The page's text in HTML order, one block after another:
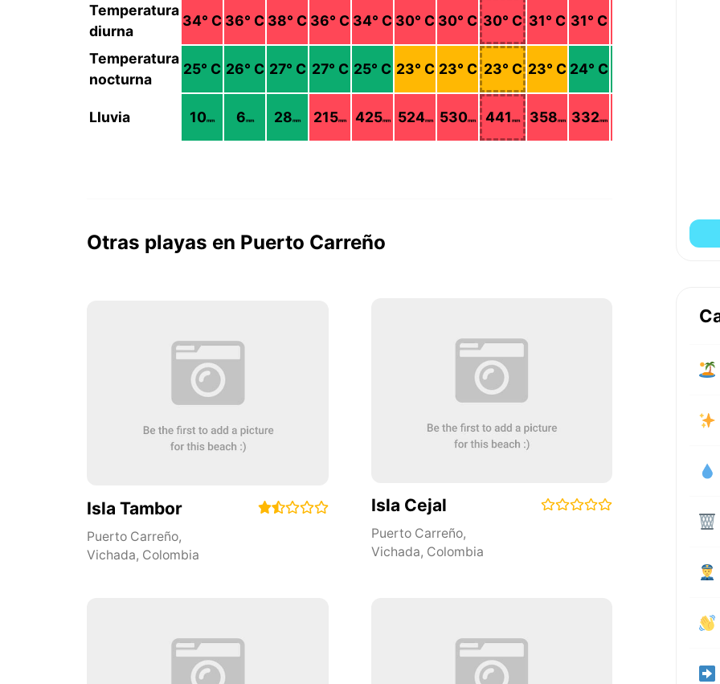
Temperatura
diurna
34° C 36° C 38° C 36° C 34° C 30° C 30° C 30° C 31° C 31° C
Temperatura
nocturna
25° C 26° C 27° C 27° C 25° C 23° C 23° C 23° C 23° C 24° C
Lluvia 10mm 6mm 28mm 215mm 425mm 524mm 530mm 441 mm 358mm 332mm
Otras playas en Puerto Carreño
Isla Tambor
Puerto Carreño,
Vichada, Colombia
Isla Cejal
Puerto Carreño,
Vichada, Colombia